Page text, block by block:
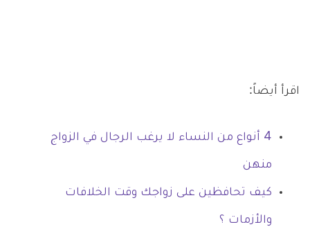
اقرأ أيضاً:
4 أنواع من النساء لا يرغب الرجال في الزواج
منهن
كيف تحافظين على زواجك وقت الخلافات
والأزمات ؟